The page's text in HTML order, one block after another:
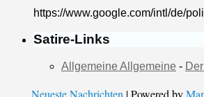
https://www.google.com/intl/de/
Satire-Links
Allgemeine Allgemeine -
Neueste Nachrichten | Powered by